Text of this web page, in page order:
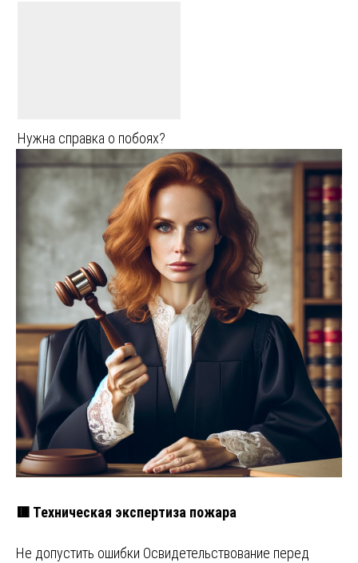
Нужна справка о побоях?
🟥 Техническая экспертиза пожара
Не допустить ошибки Освидетельствование перед